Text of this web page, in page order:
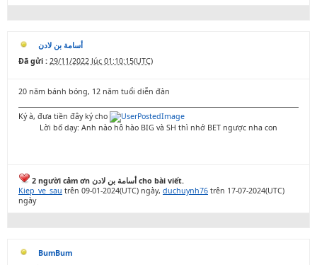
أسامة بن لادن
Đã gửi : 29/11/2022 lúc 01:10:15(UTC)
20 năm bánh bóng, 12 năm tuổi diễn đàn
Ký à, đưa tiền đây ký cho
Lời bố dạy: Anh nào hô hào BIG và SH thì nhớ BET ngược nha con
2 người cảm ơn أسامة بن لادن cho bài viết.
Kiep_ve_sau trên 09-01-2024(UTC) ngày, duchuynh76 trên 17-07-2024(UTC)
ngày
BumBum